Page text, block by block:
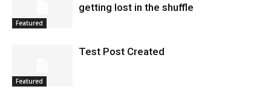
Featured
getting lost in the shuffle
Featured
Test Post Created